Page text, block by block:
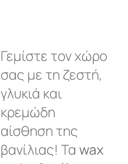
Γεμίστε τον χώρο
σας με τη ζεστή,
γλυκιά και
κρεμώδη
αίσθηση της
βανίλιας! Ταwax